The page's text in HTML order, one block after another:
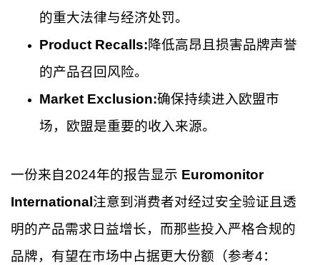
的重大法律与经济处罚。
Product Recalls:降低高昂且损害品牌声誉
的产品召回风险。
Market Exclusion:确保持续进入欧盟市
场，欧盟是重要的收入来源。
一份来自2024年的报告显示 Euromonitor
International 注意到消费者对经过安全验证且透
明的产品需求日益增长，而那些投入严格合规的
品牌，有望在市场中占据更大份额（参考4：